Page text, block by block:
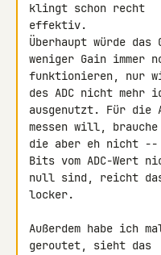
klingt schon recht
effektiv.
Überhaupt würde das
weniger Gain immer
funktionieren, nur
des ADC nicht mehr
ausgenutzt. Für die
messen will,
die aber eh nicht --
Bits vom ADC-Wert
null sind, reicht das
locker.
Außerdem habe ich
geroutet, sieht das